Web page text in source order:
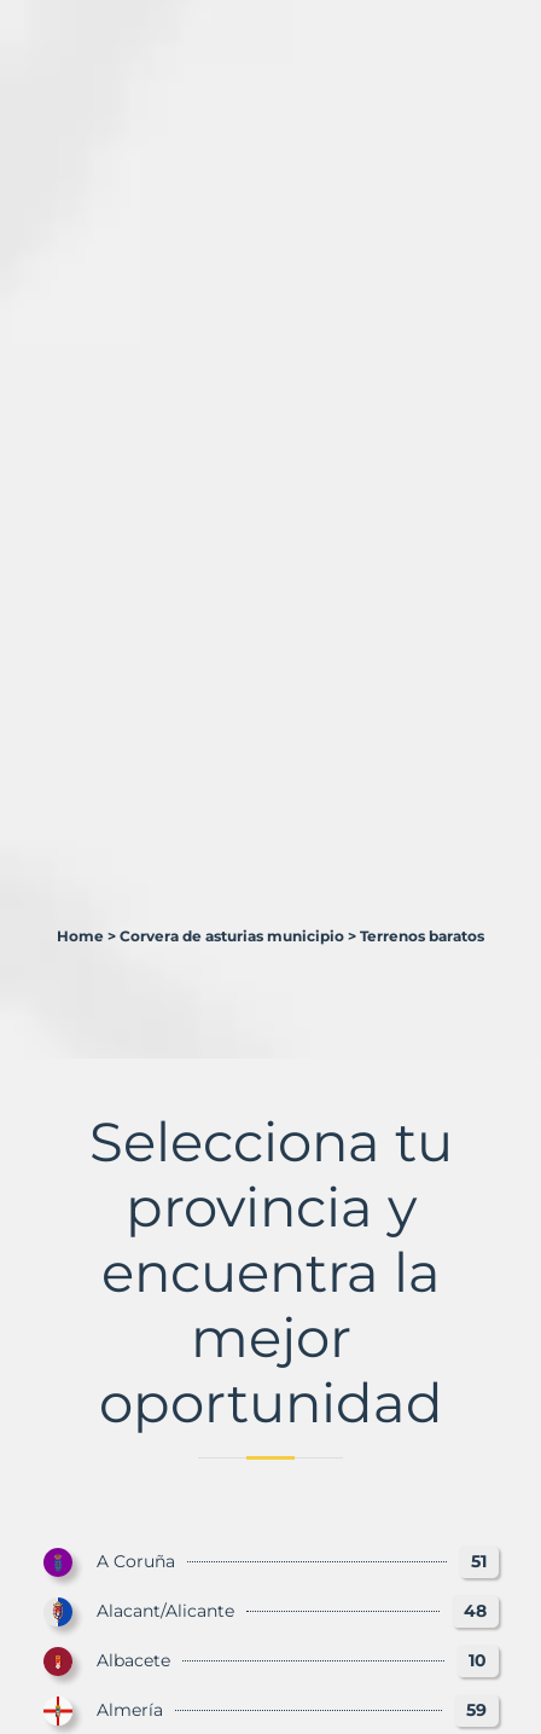
Municipio
Home > Corvera de asturias municipio > Terrenos baratos
Selecciona tu
provincia y
encuentra la
mejor
oportunidad
A Coruña 51
Alacant/Alicante 48
Albacete 10
Almería 59